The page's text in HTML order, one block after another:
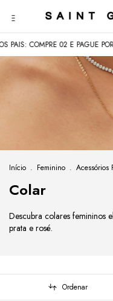
02 E PAGUE POR
Início . Feminino . Acessórios
Colar
Descubra colares femininos
prata e rosé.
Ordenar